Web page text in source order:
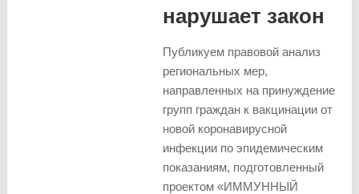
нарушает закон
Публикуем правовой анализ
региональных мер,
направленных на принуждение
групп граждан к вакцинации от
новой коронавирусной
инфекции по эпидемическим
показаниям, подготовленный
проектом «ИММУННЫЙ